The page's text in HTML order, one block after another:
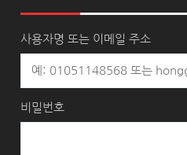
사용자명 또는 이메일 주소
비밀번호